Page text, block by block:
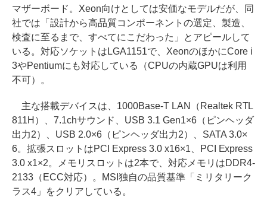
マザーボード。Xeon向けとしては安価なモデルだが、同
社では「設計から高品質コンポーネントの選定、製造、
検査に至るまで、すべてにこだわった」とアピールして
いる。対応ソケットはLGA1151で、XeonのほかにCore i
3やPentiumにも対応している（CPUの内蔵GPUは利用
不可）。
主な搭載デバイスは、1000Base-T LAN（Realtek RTL
811H）、7.1chサウンド、USB 3.1 Gen1×6（ピンヘッダ
出力2）、USB 2.0×6（ピンヘッダ出力2）、SATA 3.0×
6。拡張スロットはPCI Express 3.0 x16×1、PCI Express
3.0 x1×2。メモリスロットは2本で、対応メモリはDDR4-
2133（ECC対応）。MSI独自の品質基準「ミリタリーク
ラス4」をクリアしている。